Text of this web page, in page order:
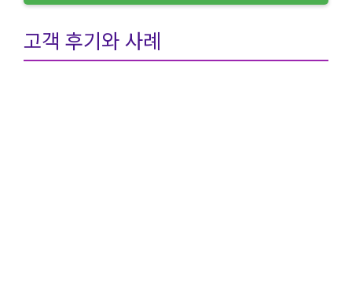
고객 후기와 사례